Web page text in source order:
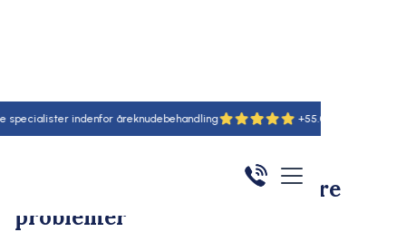
indenfor åreknudebehandling
+55.000 udførte
Hjem/Artikler/Her
Åreknuder kan medføre andre
problemer